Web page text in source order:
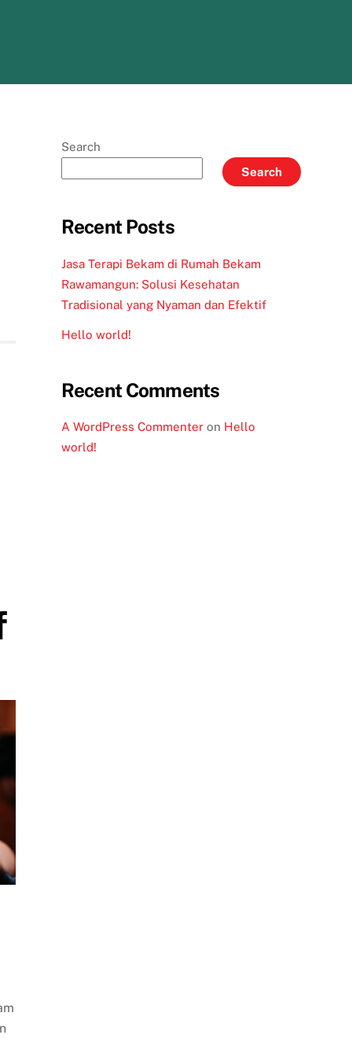
Search
Search
Recent Posts
Jasa Terapi Bekam di Rumah Bekam
Rawamangun: Solusi Kesehatan
Tradisional yang Nyaman dan Efektif
Hello world!
Recent Comments
A WordPress Commenteron Hello
world!